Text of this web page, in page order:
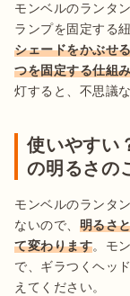
モンベルのランタ
ランプを固定する
シェードをかぶせ
つを固定する仕組
灯すると、不思議
使いやすい
の明るさの
モンベルのランタ
ないので、 明るさ
て変わります。モ
で、ギラつくヘッ
えてください。